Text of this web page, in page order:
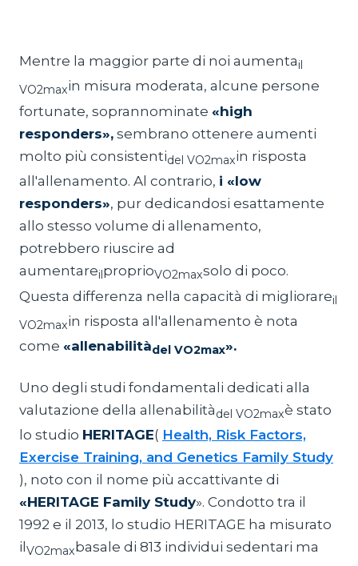
Mentre la maggior parte di noi aumentail
VO2maxin misura moderata, alcune persone
fortunate, soprannominate «high
responders», sembrano ottenere aumenti
molto più consistentidel VO2maxin risposta
all'allenamento. Al contrario, i «low
responders», pur dedicandosi esattamente
allo stesso volume di allenamento,
potrebbero riuscire ad
aumentareilproprioVO2maxsolo di poco.
Questa differenza nella capacità di migliorareil
VO2maxin risposta all'allenamento è nota
come «allenabilitàdel VO2max».
Uno degli studi fondamentali dedicati alla
valutazione della allenabilitàdel VO2maxè stato
lo studio HERITAGE( Health, Risk Factors,
Exercise Training, and Genetics Family Study
), noto con il nome più accattivante di
«HERITAGE Family Study». Condotto tra il
1992 e il 2013, lo studio HERITAGE ha misurato
il VO2maxbasale di 813 individui sedentari ma